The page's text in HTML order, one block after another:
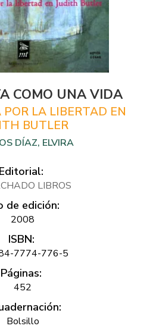
COMO UNA VIDA
LA LIBERTAD EN
BUTLER
DÍAZ, ELVIRA
Editorial:
LIBROS
de edición:
2008
ISBN:
7774-776-5
Páginas:
452
Bolsillo